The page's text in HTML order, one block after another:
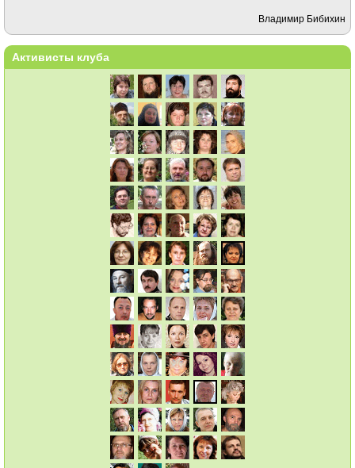
Владимир Бибихин
Активисты клуба